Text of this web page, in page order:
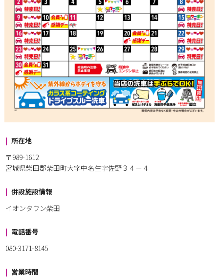
所在地
〒989-1612
宮城県柴田郡柴田町大字中名生字佐野３４－４
併設施設情報
イオンタウン柴田
電話番号
080-3171-8145
営業時間